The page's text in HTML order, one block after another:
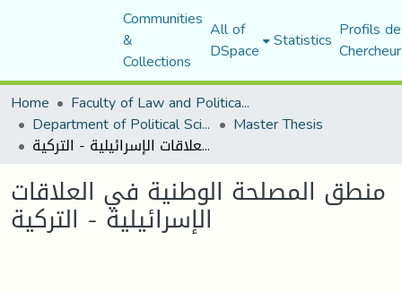
Communities
&
Collections
All of
DSpace Statistics Profils
Home
Faculty of Law and Political Science
Department of Political Sciences Master Thesis
منطق المصلحة الوطنية في العلاقات الإسرائيلية - التركية
منطق المصلحة الوطنية في العلاقات
الإسرائيلية - التركية